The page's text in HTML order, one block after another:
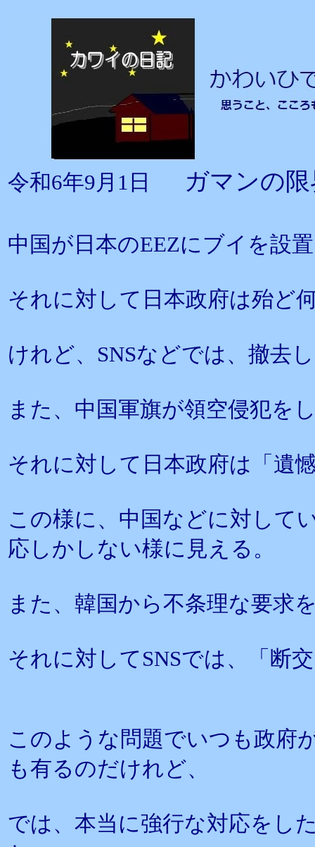
令和6年9月1日 ガマンの
中国が日本のEEZにブイを設
それに対して日本政府は殆ど
けれど、SNSなどでは、撤去
また、中国軍旗が領空侵犯を
それに対して日本政府は「遺
この様に、中国などに対して
応しかしない様に見える。
また、韓国から不条理な要求
それに対してSNSでは、「断
このような問題でいつも政府
も有るのだけれど、
では、本当に強行な対応をし